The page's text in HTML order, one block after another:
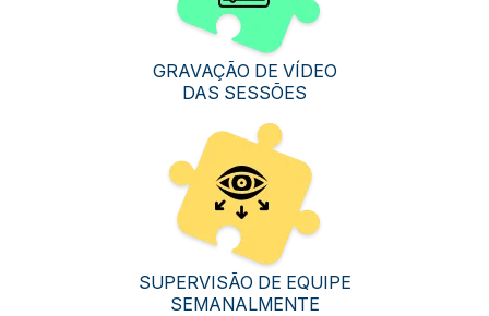
GRAVAÇÃO DE VÍDEO
DAS SESSÕES
SUPERVISÃO DE EQUIPE
SEMANALMENTE